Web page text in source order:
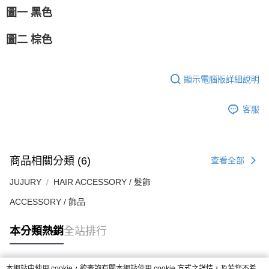
圖一 黑色
圖二 棕色
顯示電腦版詳細說明
客服
商品相關分類 (6) 查看全部
JUJURY HAIR ACCESSORY / 髮飾
ACCESSORY / 飾品
本分類熱銷全站排行